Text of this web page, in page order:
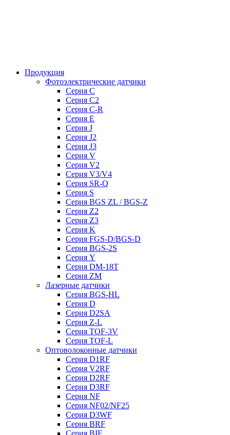
Продукция
Фотоэлектрические датчики
Серия C
Серия C2
Серия C-R
Серия E
Серия J
Серия J2
Серия J3
Серия V
Серия V2
Серия V3/V4
Серия SR-Q
Серия S
Серия BGS ZL / BGS-Z
Серия Z2
Серия Z3
Серия K
Серия FGS-D/BGS-D
Серия BGS-2S
Серия Y
Серия DM-18T
Серия ZM
Лазерные датчики
Серия BGS-HL
Серия D
Серия D2SA
Серия Z-L
Серия TOF-3V
Серия TOF-L
Оптоволоконные датчики
Серия D1RF
Серия V2RF
Серия D2RF
Серия D3RF
Серия NF
Серия NF02/NF25
Серия D3WF
Серия BRF
Серия BIF